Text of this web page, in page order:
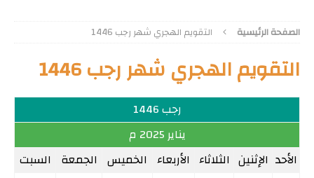
الصفحة الرئيسية التقويم الهجري شهر رجب 1446
التقويم الهجري شهر رجب 1446
رجب 1446
يناير 2025 م
الأحد الإثنين الثلاثاء الأربعاء الخميس الجمعة السبت